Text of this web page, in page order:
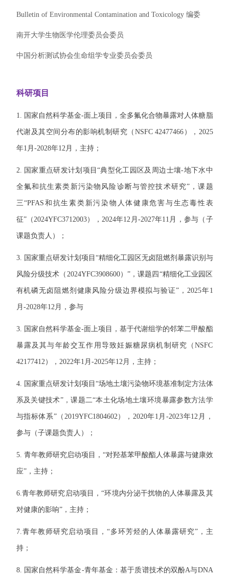
Bulletin of Environmental Contamination and Toxicology 编委
南开大学生物医学伦理委员会委员
中国分析测试协会生命组学专业委员会委员
科研项目
1. 国家自然科学基金-面上项目，全多氟化合物暴露对人体糖脂
代谢及其空间分布的影响机制研究（NSFC 42477466），2025
年1月-2028年12月，主持；
2. 国家重点研发计划项目“典型化工园区及周边士壤-地下水中
全氟和抗生素类新污染物风险诊断与管控技术研究”，课题
三“PFAS和抗生素类新污染物人体健康危害与生态毒性表
征”（2024YFC3712003），2024年12月-2027年11月，参与（子
课题负责人）；
3. 国家重点研发计划项目“精细化工园区无卤阻燃剂暴露识别与
风险分级技术（2024YFC3908600）”，课题四“精细化工业园区
有机磷无卤阻燃剂健康风险分级边界模拟与验证”，2025年1
月-2028年12月，参与
3. 国家自然科学基金-面上项目，基于代谢组学的邻苯二甲酸酯
暴露及其与年龄交互作用导致妊娠糖尿病机制研究（NSFC
42177412），2022年1月-2025年12月，主持；
4. 国家重点研发计划项目“场地土壤污染物环境基准制定方法体
系及关键技术”，课题二“本土化场地土壤环境暴露参数方法学
与指标体系”（2019YFC1804602），2020年1月-2023年12月，
参与（子课题负责人）；
5. 青年教师研究启动项目，“对羟基苯甲酸酯人体暴露与健康效
应”，主持；
6.青年教师研究启动项目，“环境内分泌干扰物的人体暴露及其
对健康的影响”，主持；
7.青年教师研究启动项目，“多环芳烃的人体暴露研究”，主
持；
8. 国家自然科学基金-青年基金：基于质谱技术的双酚A与DNA